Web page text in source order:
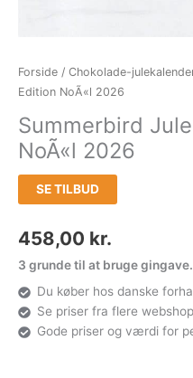
Forside / Chokolade-
Edition NoÃ«l 2026
Summerbird
NoÃ«l 2026
SE TILBUD
458,00 kr.
3 grunde til at bruge
Du køber hos danske
Se priser fra flere
Gode priser og værdi for